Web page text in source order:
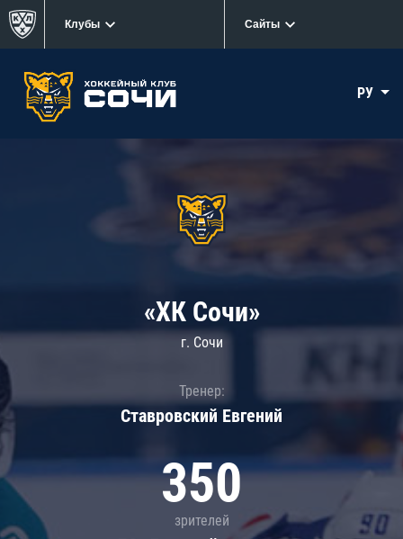
Клубы Сайты
РУ
«ХК Сочи»
г. Сочи
Тренер:
Ставровский Евгений
350
зрителей